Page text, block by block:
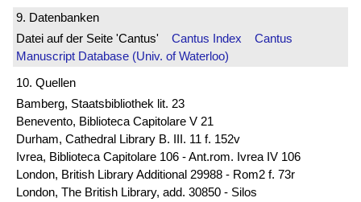
9. Datenbanken
Datei auf der Seite 'Cantus' Cantus Index
Cantus
Manuscript Database (Univ. of Waterloo)
10. Quellen
Bamberg, Staatsbibliothek lit. 23
Benevento, Biblioteca Capitolare V 21
Durham, Cathedral Library B. III. 11 f. 152v
Ivrea, Biblioteca Capitolare 106 - Ant.rom. Ivrea IV 106
London, British Library Additional 29988 - Rom2 f. 73r
London, The British Library, add. 30850 - Silos